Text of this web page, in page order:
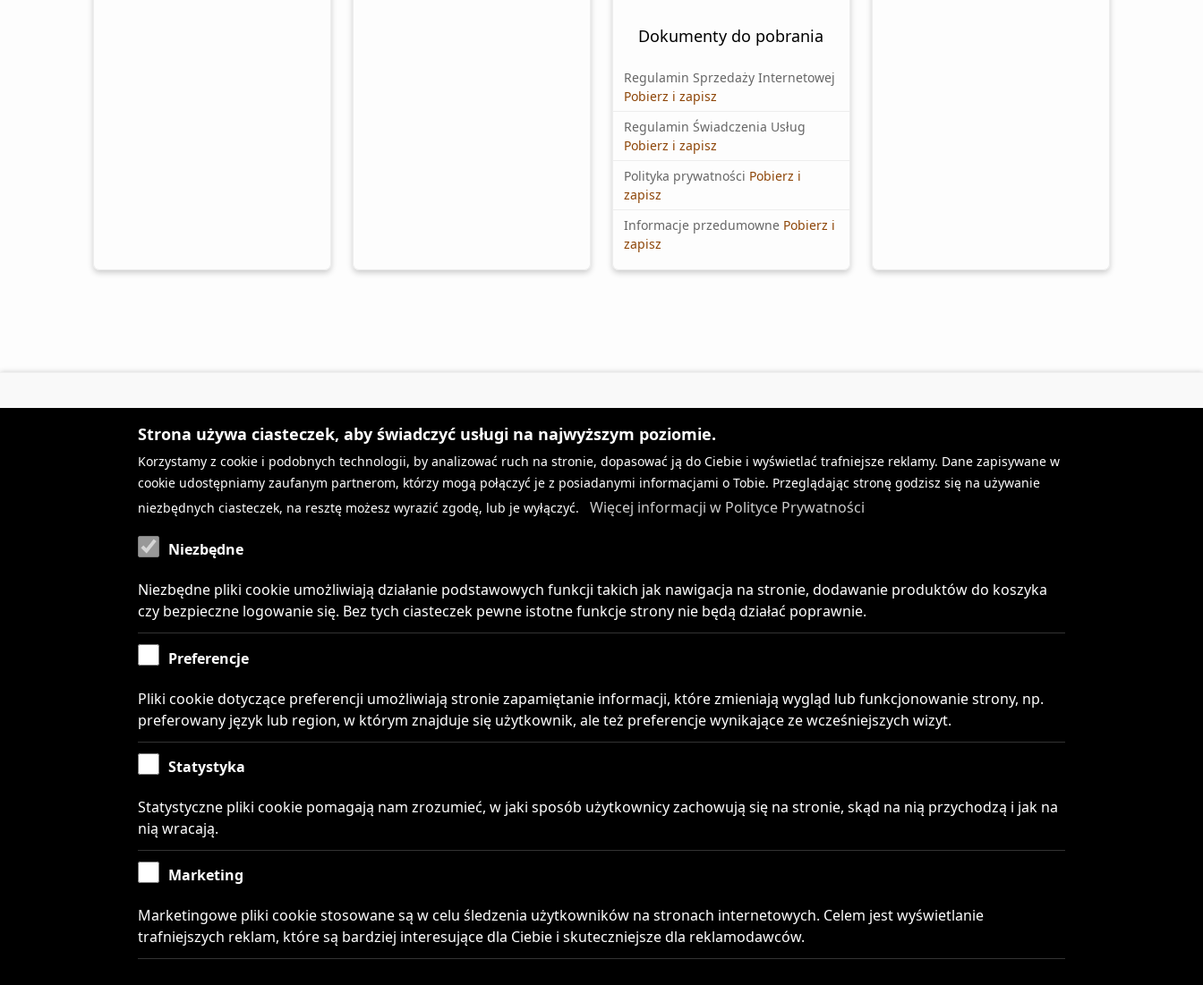
Dokumenty do pobrania
Regulamin Sprzedaży Internetowej
Pobierz i zapisz
Regulamin Świadczenia Usług
Pobierz i zapisz
Polityka prywatności Pobierz i
zapisz
Informacje przedumowne Pobierz i
zapisz
Kup starter
Doładuj konto
10 gr/min z budki
Regulamin usług
Regulamin sprzedaży
Regulamin przeniesienia
numeru
Kontakt
Często zadawane pytania
Rejestracja numeru
O nas
NIP: 6312283637
Strona używa ciasteczek, aby świadczyć usługi na najwyższym poziomie.
Korzystamy z cookie i podobnych technologii, by analizować ruch na stronie, dopasować ją do Ciebie i wyświetlać trafniejsze reklamy. Dane zapisywane w
cookie udostępniamy zaufanym partnerom, którzy mogą połączyć je z posiadanymi informacjami o Tobie. Przeglądając stronę godzisz się na używanie
niezbędnych ciasteczek, na resztę możesz wyrazić zgodę, lub je wyłączyć.
Więcej informacji w Polityce Prywatności
Niezbędne
Niezbędne pliki cookie umożliwiają działanie podstawowych funkcji takich jak nawigacja na stronie, dodawanie produktów do koszyka
czy bezpieczne logowanie się. Bez tych ciasteczek pewne istotne funkcje strony nie będą działać poprawnie.
Preferencje
Pliki cookie dotyczące preferencji umożliwiają stronie zapamiętanie informacji, które zmieniają wygląd lub funkcjonowanie strony, np.
preferowany język lub region, w którym znajduje się użytkownik, ale też preferencje wynikające ze wcześniejszych wizyt.
Statystyka
Statystyczne pliki cookie pomagają nam zrozumieć, w jaki sposób użytkownicy zachowują się na stronie, skąd na nią przychodzą i jak na
nią wracają.
Marketing
Marketingowe pliki cookie stosowane są w celu śledzenia użytkowników na stronach internetowych. Celem jest wyświetlanie
trafniejszych reklam, które są bardziej interesujące dla Ciebie i skuteczniejsze dla reklamodawców.